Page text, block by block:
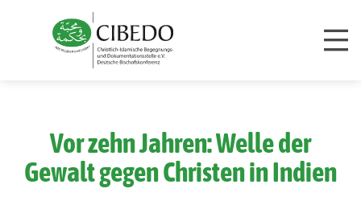
Vor zehn Jahren: Welle der
Gewalt gegen Christen in Indien